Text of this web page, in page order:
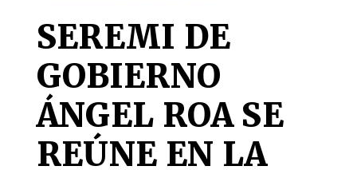
SEREMI DE
GOBIERNO
ÁNGEL ROA SE
REÚNE EN LA